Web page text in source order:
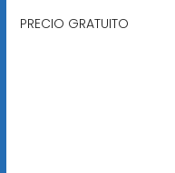
PRECIO GRATUITO